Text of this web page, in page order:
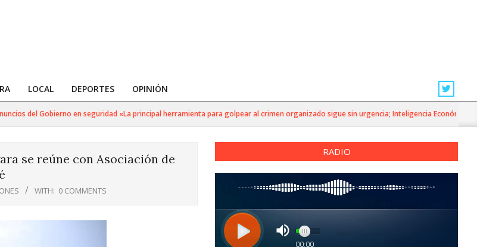
LOCAL DEPORTES OPINIÓN
del Gobierno en seguridad «La principal herramienta para golpear al crimen organizado sigue sin urgencia; Inteligencia Económica»
se reúne con Asociación de
WITH: 0 COMMENTS
RADIO